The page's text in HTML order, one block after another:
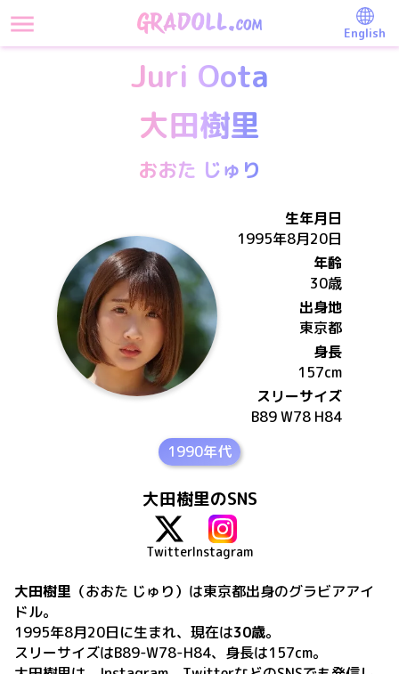
English
Juri Oota
大田樹里
おおた じゅり
生年月日
1995年8月20日
年齢
30歳
出身地
東京都
身長
157cm
スリーサイズ
B89 W78 H84
1990年代
大田樹里のSNS
TwitterInstagram
大田樹里 （おおた じゅり） は東京都出身のグラビアアイ
ドル。
1995年8月20日に生まれ、現在は30歳。
スリーサイズはB89-W78-H84、身長は157cm。